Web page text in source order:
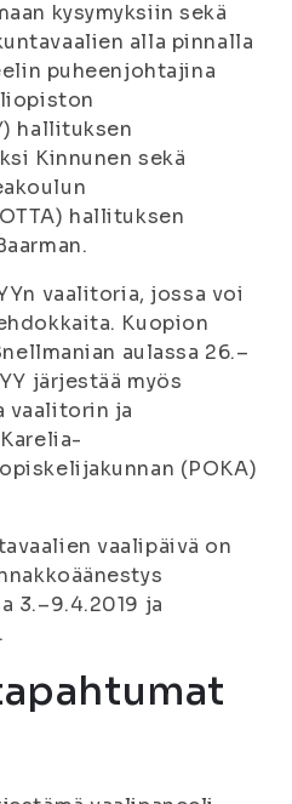
kysymyksiin sekä
alla pinnalla
puheenjohtajina
hallituksen
Kinnunen sekä
hallituksen
vaalitoria, jossa voi
Kuopion
aulassa 26.–
järjestää myös
vaalitorin ja
(POKA)
vaalipäivä on
3.–9.4.2019 ja